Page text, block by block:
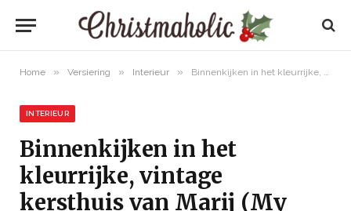
Home » Versiering » Interieur » Binnenkijken in het kleurrijke, vintage kersthuis van Marij (My Attic)
INTERIEUR
Binnenkijken in het
kleurrijke, vintage
kersthuis van Marij (My